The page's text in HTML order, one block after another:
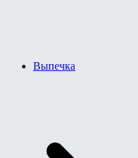
Выпечка